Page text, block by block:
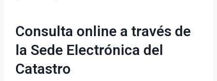
Consulta online a través de
la Sede Electrónica del
Catastro